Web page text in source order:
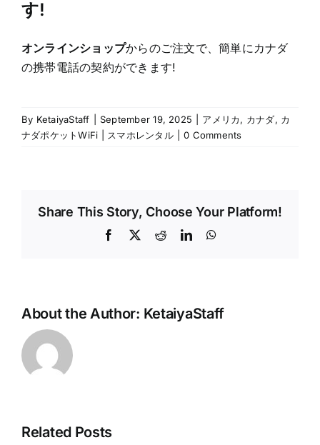
す!
オンラインショップからのご注文で、簡単にカナダ
の携帯電話の契約ができます!
By KetaiyaStaff September 19, 2025 アメリカ, カナダ, カ
ナダポケットWiFi | スマホレンタル
0 Comments
Share This Story, Choose Your Platform!
Facebook
X RedditLinkedIn
About the Author: KetaiyaStaff
Related Posts